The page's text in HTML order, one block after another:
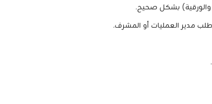
والورقية) بشكل صحيح.
مدير العمليات أو المشرف.